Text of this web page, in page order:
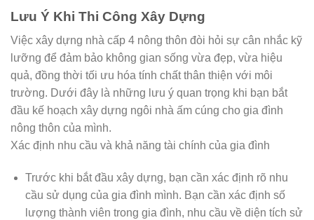
Lưu Ý Khi Thi Công Xây Dựng
Việc xây dựng nhà cấp 4 nông thôn đòi hỏi sự cân nhắc kỹ
lưỡng để đảm bảo không gian sống vừa đẹp, vừa hiệu
quả, đồng thời tối ưu hóa tính chất thân thiện với môi
trường. Dưới đây là những lưu ý quan trọng khi bạn bắt
đầu kế hoạch xây dựng ngôi nhà ấm cúng cho gia đình
nông thôn của mình.
Xác định nhu cầu và khả năng tài chính của gia đình
Trước khi bắt đầu xây dựng, bạn cần xác định rõ nhu
cầu sử dụng của gia đình mình. Bạn cần xác định số
lượng thành viên trong gia đình, nhu cầu về diện tích sử